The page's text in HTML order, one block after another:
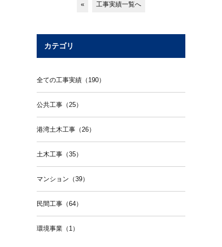
« 工事実績一覧へ
カテゴリ
全ての工事実績（190）
公共工事（25）
港湾土木工事（26）
土木工事（35）
マンション（39）
民間工事（64）
環境事業（1）